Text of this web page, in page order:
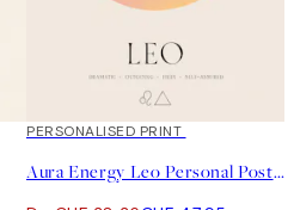
20%*
PERSONALISED PRINT
Aura Energy Leo Personal Poster